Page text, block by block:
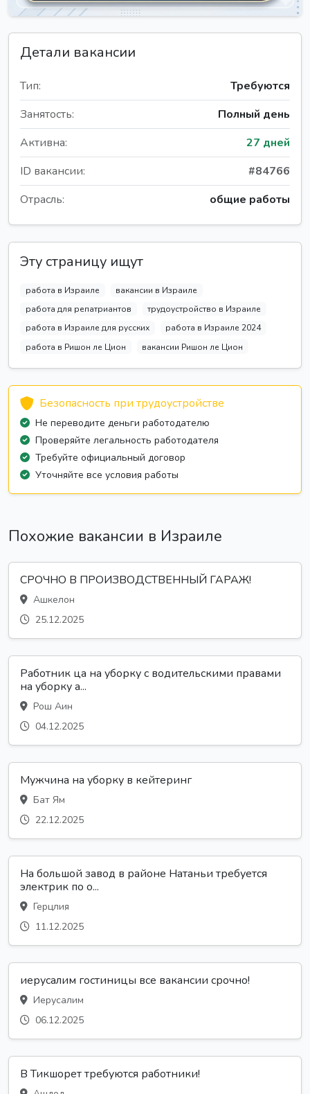
Детали вакансии
Тип:
Требуются
Занятость:
Полный день
Активна:
27 дней
ID вакансии:
#84766
Отрасль:
общие работы
Эту страницу ищут
работа в Израиле
вакансии в Израиле
работа для репатриантов
трудоустройство в Израиле
работа в Израиле для русских
работа в Израиле 2024
работа в Ришон ле Цион
вакансии Ришон ле Цион
Безопасность при трудоустройстве
Не переводите деньги работодателю
Проверяйте легальность работодателя
Требуйте официальный договор
Уточняйте все условия работы
Похожие вакансии в Израиле
СРОЧНО В ПРОИЗВОДСТВЕННЫЙ ГАРАЖ!
Ашкелон
25.12.2025
Работник ца на уборку с водительскими правами
на уборку а...
Рош Аин
04.12.2025
Мужчина на уборку в кейтеринг
Бат Ям
22.12.2025
На большой завод в районе Натаньи требуется
электрик по о...
Герцлия
11.12.2025
иерусалим гостиницы все вакансии срочно!
Иерусалим
06.12.2025
В Тикшорет требуются работники!